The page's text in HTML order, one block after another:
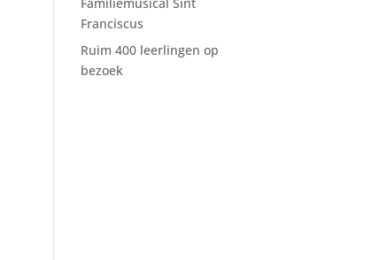
Franciscus
Ruim 400 leerlingen op
bezoek